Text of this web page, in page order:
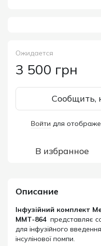
Ожидается
3 500 грн
Сообщить,
Войти для
В избранное
Описание
Інфузійний комплект
ММТ-864 представляє
для інфузійного
інсулінової помпи.